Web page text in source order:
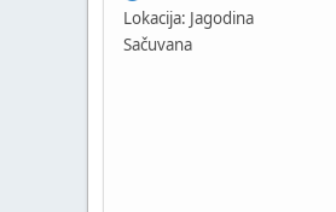
Lokacija: Jagodina
Sačuvana